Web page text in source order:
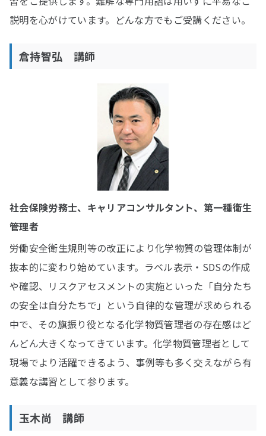
説明を心がけています。どんな方でもご受講ください。
倉持智弘 講師
社会保険労務士、キャリアコンサルタント、第一種衛生
管理者
労働安全衛生規則等の改正により化学物質の管理体制が
抜本的に変わり始めています。ラベル表示・SDSの作成
や確認、リスクアセスメントの実施といった「自分たち
の安全は自分たちで」という自律的な管理が求められる
中で、その旗振り役となる化学物質管理者の存在感はど
んどん大きくなってきています。化学物質管理者として
現場でより活躍できるよう、事例等も多く交えながら有
意義な講習として参ります。
玉木尚 講師